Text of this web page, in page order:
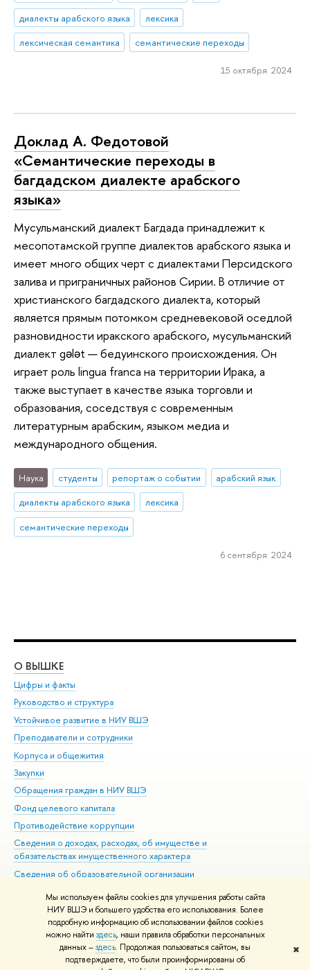
Мы используем файлы cookies для улучшения работы сайта
НИУ ВШЭ и большего удобства его использования. Более
подробную информацию об использовании файлов cookies
можно найти здесь, наши правила обработки персональных
данных –здесь. Продолжая пользоваться сайтом, вы
подтверждаете, что были проинформированы об
✖
диалекты арабского языка
лексика
лексическая семантика
семантические переходы
15 октября 2024
Доклад А. Федотовой
«Семантические переходы в
багдадском диалекте арабского
языка»
Мусульманский диалект Багдада принадлежит к
месопотамской группе диалектов арабского языка и
имеет много общих черт с диалектами Персидского
залива и приграничных районов Сирии. В отличие от
христианского багдадского диалекта, который
является прямым потомком средневековой оседлой
разновидности иракского арабского, мусульманский
диалект gələt — бедуинского происхождения. Он
играет роль lingua franca на территории Ирака, а
также выступает в качестве языка торговли и
образования, соседствуя с современным
литературным арабским, языком медиа и
международного общения.
Наука студенты репортаж о событии
арабский язык
диалекты арабского языка
лексика
семантические переходы
6 сентября 2024
О ВЫШКЕ
Цифры и факты
Руководство и структура
Устойчивое развитие в НИУ ВШЭ
Преподаватели и сотрудники
Корпуса и общежития
Закупки
Обращения граждан в НИУ ВШЭ
Фонд целевого капитала
Противодействие коррупции
Сведения о доходах, расходах, об имуществе и
обязательствах имущественного характера
Сведения об образовательной организации
Людям с ограниченными возможностями здоровья
Единая платежная страница
Работа в Вышке